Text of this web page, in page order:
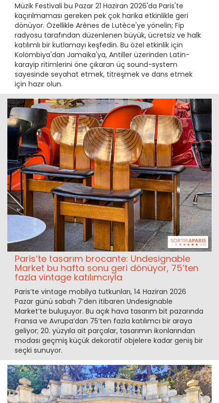
Müzik Festivali bu Pazar 21 Haziran 2026'da Paris'te
kaçırılmaması gereken pek çok harika etkinlikle geri
dönüyor. Özellikle Arènes de Lutèce'ye yönelin; Fip
radyosu tarafından düzenlenen büyük, ücretsiz ve halk
katılımlı bir kutlamayı keşfedin. Bu özel etkinlik için
Kolombiya'dan Jamaika'ya, Antiller üzerinden Latin-
karayip ritimlerini öne çıkaran üç sound-system
sayesinde seyahat etmek, titreşmek ve dans etmek
için hazır olun.
Paris’te tasarım brocante: Undesignable
Market bu hafta sonu geri dönüyor, 75’ten
fazla vintage katılımcıyla
Paris’te vintage mobilya tutkunları, 14 Haziran 2026
Pazar günü sabah 7’den itibaren Undesignable
Market’te buluşuyor. Bu açık hava tasarım bit pazarında
Fransa ve Avrupa’dan 75’ten fazla katılımcı bir araya
geliyor; 20. yüzyıla ait parçalar, tasarımın ikonlarından
modası geçmiş küçük dekoratif objelere kadar geniş bir
seçki sunuyor.